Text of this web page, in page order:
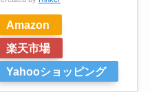
Amazon
楽天市場
Yahooショッピング